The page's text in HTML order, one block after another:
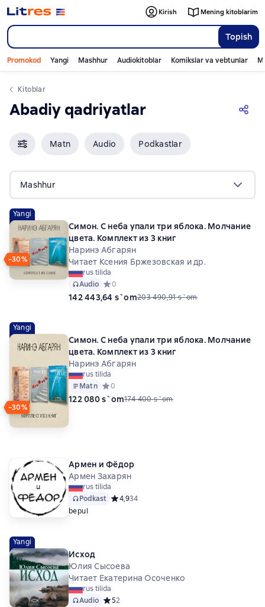
Topish
Kirish Mening kitoblarim
Promokod Yangi Mashhur Audiokitoblar Komikslar va vebtunlar
Kitoblar
Abadiy qadriyatlar
Matn Audio Podkastlar
Mashhur
Yangi
−30%
Симон. С неба упали три яблока. Молчание
цвета. Комплект из 3 книг
Наринэ Абгарян
Читает Ксения Бржезовская и др.
rus tilida
Audio Средний рейтинг 0 на основе 0 оценок
0
142 443,64 s`om203 490,91 s`om
Yangi
−30%
Симон. С неба упали три яблока. Молчание
цвета. Комплект из 3 книг
Наринэ Абгарян
rus tilida
Matn Средний рейтинг 0 на основе 0 оценок
0
122 080 s`om174 400 s`om
Армен и Фёдор
Армен Захарян
rus tilida
Podkast Средний рейтинг 4,9 на основе 34 оценок
4,934
bepul
Yangi
Исход
Юлия Сысоева
Читает Екатерина Осоченко
rus tilida
Audio Средний рейтинг 5 на основе 2 оценок
52